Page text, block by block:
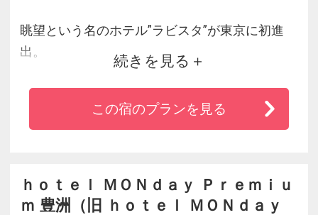
眺望という名のホテル”ラビスタ”が東京に初進
出。
東京湾に浮かぶウォーターフロントリゾートが
誕生！
続きを見る
この宿のプランを見る
ｈｏｔｅｌ ＭＯＮｄａｙ Ｐｒｅｍｉｕ
ｍ 豊洲（旧 ｈｏｔｅｌ ＭＯＮｄａｙ